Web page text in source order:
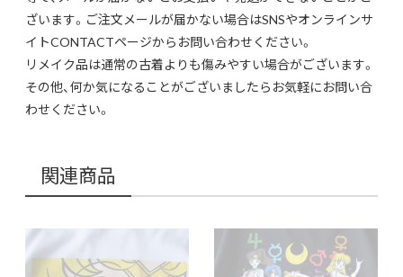
ざいます。ご注文メールが届かない場合はSNSやオンラインサ
イトCONTACTページからお問い合わせください。
リメイク品は通常の古着よりも傷みやすい場合がございます。
その他、何か気になることがございましたらお気軽にお問い合
わせください。
関連商品